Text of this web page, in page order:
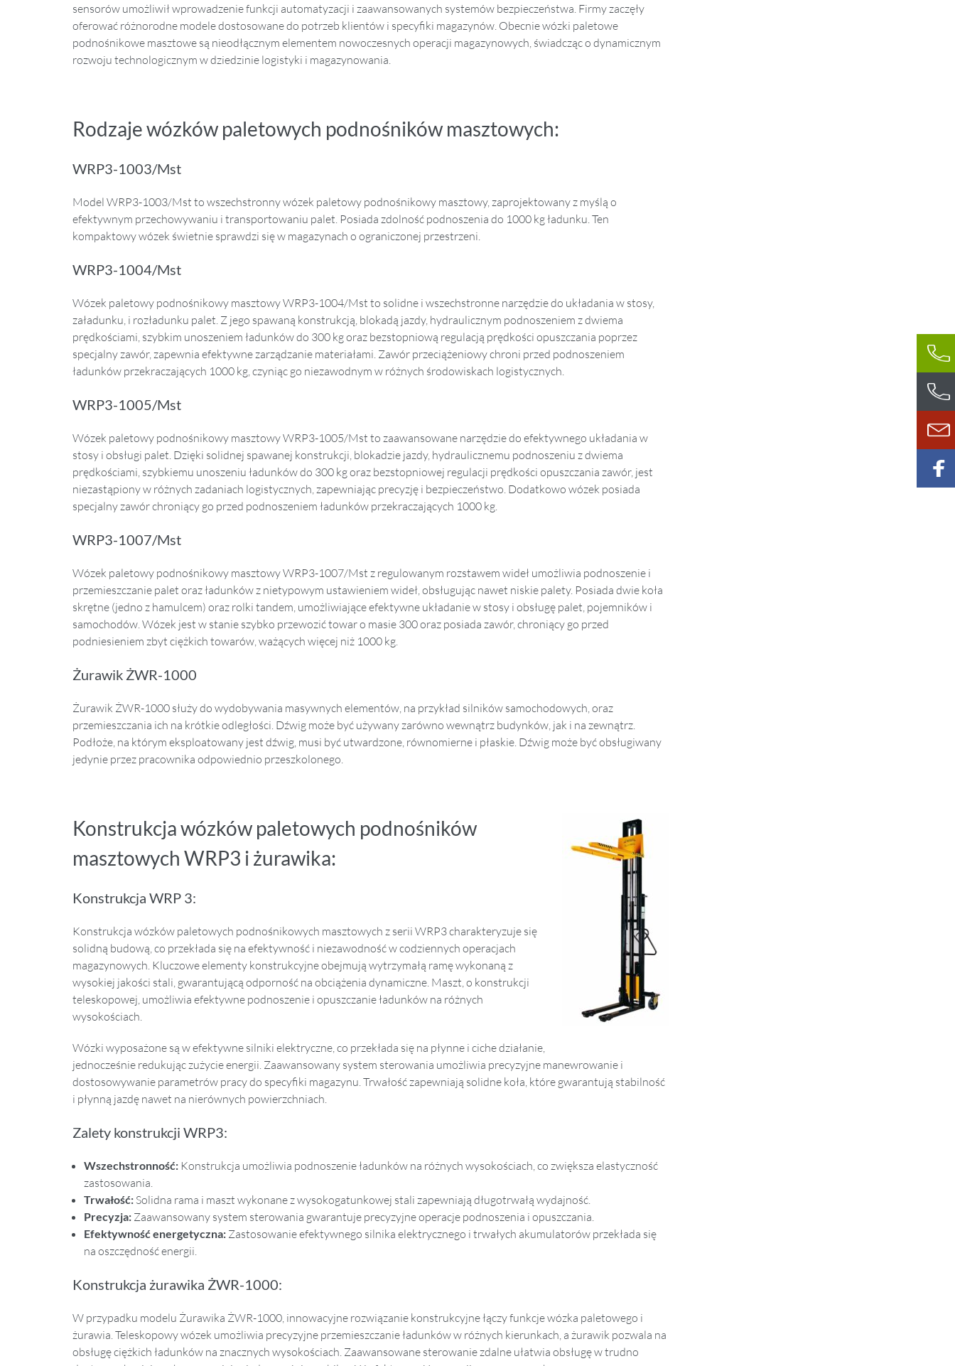
sensorów umożliwił wprowadzenie funkcji automatyzacji i zaawansowanych systemów bezpieczeństwa. Firmy zaczęły
oferować różnorodne modele dostosowane do potrzeb klientów i specyfiki magazynów. Obecnie wózki paletowe
podnośnikowe masztowe są nieodłącznym elementem nowoczesnych operacji magazynowych, świadcząc o dynamicznym
rozwoju technologicznym w dziedzinie logistyki i magazynowania.
Rodzaje wózków paletowych podnośników masztowych:
WRP3-1003/Mst
Model WRP3-1003/Mst to wszechstronny wózek paletowy podnośnikowy masztowy, zaprojektowany z myślą o
efektywnym przechowywaniu i transportowaniu palet. Posiada zdolność podnoszenia do 1000 kg ładunku. Ten
kompaktowy wózek świetnie sprawdzi się w magazynach o ograniczonej przestrzeni.
WRP3-1004/Mst
Wózek paletowy podnośnikowy masztowy WRP3-1004/Mst to solidne i wszechstronne narzędzie do układania w stosy,
załadunku, i rozładunku palet. Z jego spawaną konstrukcją, blokadą jazdy, hydraulicznym podnoszeniem z dwiema
prędkościami, szybkim unoszeniem ładunków do 300 kg oraz bezstopniową regulacją prędkości opuszczania poprzez
specjalny zawór, zapewnia efektywne zarządzanie materiałami. Zawór przeciążeniowy chroni przed podnoszeniem
ładunków przekraczających 1000 kg, czyniąc go niezawodnym w różnych środowiskach logistycznych.
WRP3-1005/Mst
Wózek paletowy podnośnikowy masztowy WRP3-1005/Mst to zaawansowane narzędzie do efektywnego układania w
stosy i obsługi palet. Dzięki solidnej spawanej konstrukcji, blokadzie jazdy, hydraulicznemu podnoszeniu z dwiema
prędkościami, szybkiemu unoszeniu ładunków do 300 kg oraz bezstopniowej regulacji prędkości opuszczania zawór, jest
niezastąpiony w różnych zadaniach logistycznych, zapewniając precyzję i bezpieczeństwo. Dodatkowo wózek posiada
specjalny zawór chroniący go przed podnoszeniem ładunków przekraczających 1000 kg.
WRP3-1007/Mst
Wózek paletowy podnośnikowy masztowy WRP3-1007/Mst z regulowanym rozstawem wideł umożliwia podnoszenie i
przemieszczanie palet oraz ładunków z nietypowym ustawieniem wideł, obsługując nawet niskie palety. Posiada dwie koła
skrętne (jedno z hamulcem) oraz rolki tandem, umożliwiające efektywne układanie w stosy i obsługę palet, pojemników i
samochodów. Wózek jest w stanie szybko przewozić towar o masie 300 oraz posiada zawór, chroniący go przed
podniesieniem zbyt ciężkich towarów, ważących więcej niż 1000 kg.
Żurawik ŻWR-1000
Żurawik ŻWR-1000 służy do wydobywania masywnych elementów, na przykład silników samochodowych, oraz
przemieszczania ich na krótkie odległości. Dźwig może być używany zarówno wewnątrz budynków, jak i na zewnątrz.
Podłoże, na którym eksploatowany jest dźwig, musi być utwardzone, równomierne i płaskie. Dźwig może być obsługiwany
jedynie przez pracownika odpowiednio przeszkolonego.
Konstrukcja wózków paletowych podnośników
masztowych WRP3 i żurawika:
Konstrukcja WRP 3:
Konstrukcja wózków paletowych podnośnikowych masztowych z serii WRP3 charakteryzuje się
solidną budową, co przekłada się na efektywność i niezawodność w codziennych operacjach
magazynowych. Kluczowe elementy konstrukcyjne obejmują wytrzymałą ramę wykonaną z
wysokiej jakości stali, gwarantującą odporność na obciążenia dynamiczne. Maszt, o konstrukcji
teleskopowej, umożliwia efektywne podnoszenie i opuszczanie ładunków na różnych
wysokościach.
Wózki wyposażone są w efektywne silniki elektryczne, co przekłada się na płynne i ciche działanie,
jednocześnie redukując zużycie energii. Zaawansowany system sterowania umożliwia precyzyjne manewrowanie i
dostosowywanie parametrów pracy do specyfiki magazynu. Trwałość zapewniają solidne koła, które gwarantują stabilność
i płynną jazdę nawet na nierównych powierzchniach.
Zalety konstrukcji WRP3:
Wszechstronność: Konstrukcja umożliwia podnoszenie ładunków na różnych wysokościach, co zwiększa elastyczność
zastosowania.
Trwałość: Solidna rama i maszt wykonane z wysokogatunkowej stali zapewniają długotrwałą wydajność.
Precyzja: Zaawansowany system sterowania gwarantuje precyzyjne operacje podnoszenia i opuszczania.
Efektywność energetyczna: Zastosowanie efektywnego silnika elektrycznego i trwałych akumulatorów przekłada się
na oszczędność energii.
Konstrukcja żurawika ŻWR-1000:
W przypadku modelu Żurawika ŻWR-1000, innowacyjne rozwiązanie konstrukcyjne łączy funkcje wózka paletowego i
żurawia. Teleskopowy wózek umożliwia precyzyjne przemieszczanie ładunków w różnych kierunkach, a żurawik pozwala na
obsługę ciężkich ładunków na znacznych wysokościach. Zaawansowane sterowanie zdalne ułatwia obsługę w trudno